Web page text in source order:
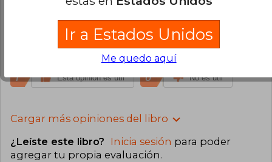
Me encanta el libro... Solo que llegó super
1 Esta opinión es útil 0 No es útil
Cargar más opiniones del libro
¿Leíste este libro? Inicia sesión para poder
agregar tu propia evaluación.
Ir a Estados Unidos
Me quedo aquí